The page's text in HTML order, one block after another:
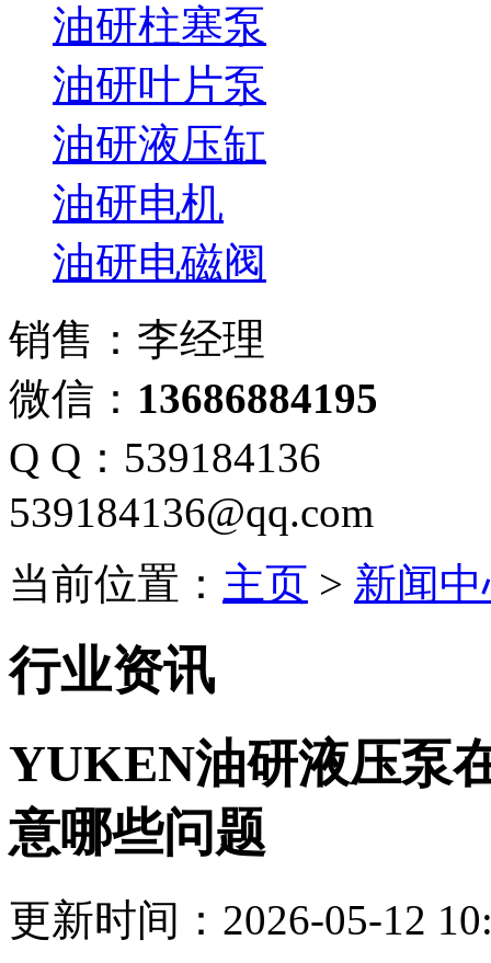
油研柱塞泵
油研叶片泵
油研液压缸
油研电机
油研电磁阀
销售：李经理
微信： 13686884195
Q Q：539184136
539184136@qq.com
当前位置： 主页 > 新闻
行业资讯
YUKEN油研液压泵
意哪些问题
更新时间：2026-05-12